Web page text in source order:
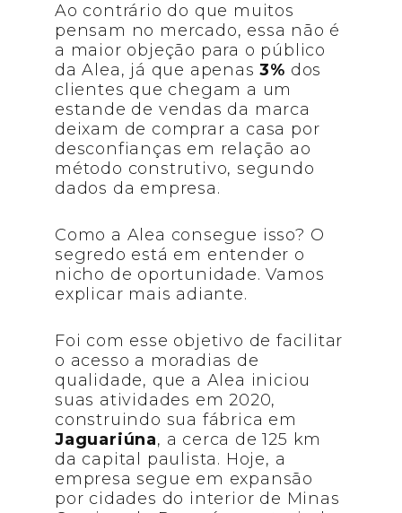
Ao contrário do que muitos
pensam no mercado, essa não é
a maior objeção para o público
da Alea, já que apenas3% dos
clientes que chegam a um
estande de vendas da marca
deixam de comprar a casa por
desconfianças em relação ao
método construtivo, segundo
dados da empresa.
Como a Alea consegue isso? O
segredo está em entender o
nicho de oportunidade. Vamos
explicar mais adiante.
Foi com esse objetivo de facilitar
o acesso a moradias de
qualidade, que a Alea iniciou
suas atividades em 2020,
construindo sua fábrica em
Jaguariúna, a cerca de 125 km
da capital paulista. Hoje, a
empresa segue em expansão
por cidades do interior de Minas